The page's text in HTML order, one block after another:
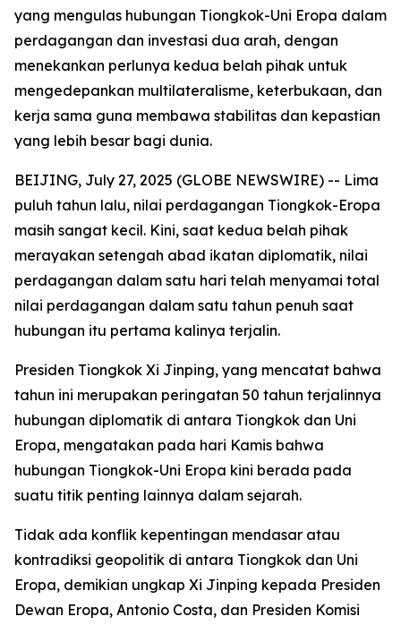
yang mengulas hubungan Tiongkok-Uni Eropa dalam
perdagangan dan investasi dua arah, dengan
menekankan perlunya kedua belah pihak untuk
mengedepankan multilateralisme, keterbukaan, dan
kerja sama guna membawa stabilitas dan kepastian
yang lebih besar bagi dunia.
BEIJING, July 27, 2025 (GLOBE NEWSWIRE) -- Lima
puluh tahun lalu, nilai perdagangan Tiongkok-Eropa
masih sangat kecil. Kini, saat kedua belah pihak
merayakan setengah abad ikatan diplomatik, nilai
perdagangan dalam satu hari telah menyamai total
nilai perdagangan dalam satu tahun penuh saat
hubungan itu pertama kalinya terjalin.
Presiden Tiongkok Xi Jinping, yang mencatat bahwa
tahun ini merupakan peringatan 50 tahun terjalinnya
hubungan diplomatik di antara Tiongkok dan Uni
Eropa, mengatakan pada hari Kamis bahwa
hubungan Tiongkok-Uni Eropa kini berada pada
suatu titik penting lainnya dalam sejarah.
Tidak ada konflik kepentingan mendasar atau
kontradiksi geopolitik di antara Tiongkok dan Uni
Eropa, demikian ungkap Xi Jinping kepada Presiden
Dewan Eropa, Antonio Costa, dan Presiden Komisi